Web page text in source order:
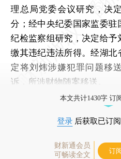
理总局党委会议研究，决
分；经中央纪委国家监委驻
纪检监察组研究，决定给予
缴其违纪违法所得。经湖
定将刘炜涉嫌犯罪问题移
诉，所涉财物随案移送。
本文共计1430字 订
登录 后获取已订
财新通会员
可畅读全文
订